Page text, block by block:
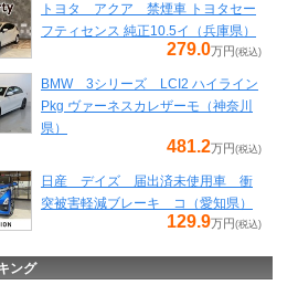
トヨタ アクア 禁煙車 トヨタセー
フティセンス 純正10.5イ（兵庫県）
279.0万円 (税込)
BMW 3シリーズ LCI2 ハイライン
Pkg ヴァーネスカレザーモ（神奈川
県）
481.2万円 (税込)
日産 デイズ 届出済未使用車 衝
突被害軽減ブレーキ コ（愛知県）
129.9万円 (税込)
ング